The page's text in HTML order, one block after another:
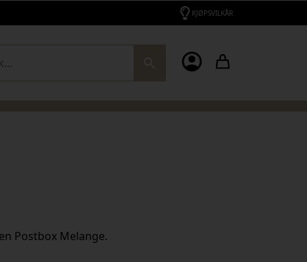
KJØPSVILKÅR
Postbox Melange.